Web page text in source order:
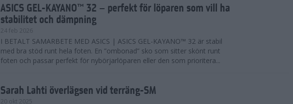
ASICS GEL-KAYANO™ 32 – perfekt för löparen som vill ha
stabilitet och dämpning
24 feb 2026
I BETALT SAMARBETE MED ASICS | ASICS GEL-KAYANO™ 32 är stabil
med bra stöd runt hela foten. En ”ombonad” sko som sitter skönt runt
foten och passar perfekt för nybörjarlöparen eller den som prioritera...
Sarah Lahti överlägsen vid terräng-SM
20 okt 2025